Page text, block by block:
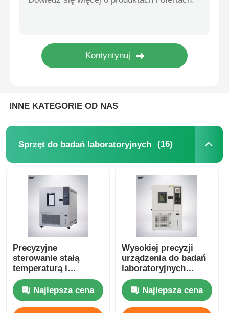
Kontroler temperatury i wilgotności
INNE KATEGORIE OD NAS
Sprzęt do badań laboratoryjnych (16)
Precyzyjne
sterowanie stałą
temperaturą i
wilgotnością komory
IEC60068 GJB150 JIS
C60068
Najlepsza cena
Wysokiej precyzji
urządzenia do badań
laboratoryjnych
SUS304 UP-6122 100L
Ozon starzenia
komory badawczej
Najlepsza cena